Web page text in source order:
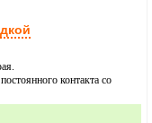
контакта со